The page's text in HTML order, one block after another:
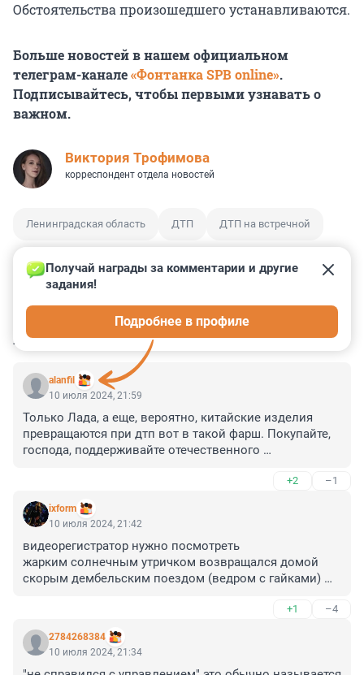
Обстоятельства произошедшего устанавливаются.
Больше новостей в нашем официальном
телеграм-канале«Фонтанка SPB online».
Подписывайтесь, чтобы первыми узнавать о
важном.
Виктория Трофимова
корреспондент отдела новостей
Ленинградская область ДТП ДТП на встречной
КОММЕНТАРИИ 3
alanfil
Получай награды за комментарии и другие
задания!
Подробнее в профиле
10 июля 2024, 21:59
Только Лада, а еще, вероятно, китайские изделия
превращаются при дтп вот в такой фарш. Покупайте,
господа, поддерживайте отечественного
+2 –1
ixform
10 июля 2024, 21:42
видеорегистратор нужно посмотреть
жарким солнечным утричком возвращался домой
скорым дембельским поездом (ведром с гайками)
+1 –4
2784268384
10 июля 2024, 21:34